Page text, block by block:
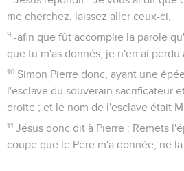
me cherchez, laissez aller ceux-ci,
9 -afin que fût accomplie la parole
que tu m'as donnés, je n'en ai perdu
10 Simon Pierre donc, ayant une
l'esclave du souverain sacrificateur
droite ; et le nom de l'esclave était
11 Jésus donc dit à Pierre : Remets
coupe que le Père m'a donnée, ne